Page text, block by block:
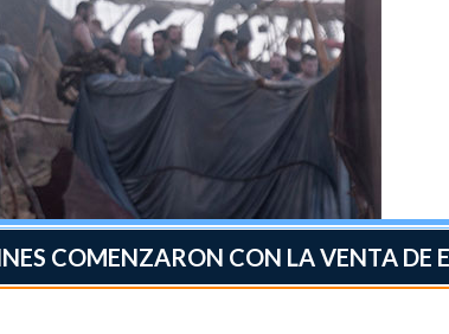
COMENZARON CON LA VENTA DE